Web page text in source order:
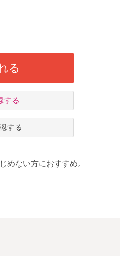
る
する
する
めない方におすすめ。